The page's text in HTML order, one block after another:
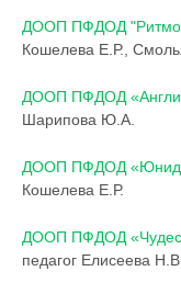
ДООП ПФДОД
Кошелева Е.Р.,
ДООП ПФДОД
Шарипова Ю.А.
ДООП ПФДОД
Кошелева Е.Р.
ДООП ПФДОД
педагог Елисеева Н.В.